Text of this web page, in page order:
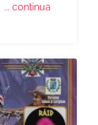
... continua